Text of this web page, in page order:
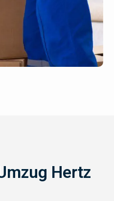
Hertz